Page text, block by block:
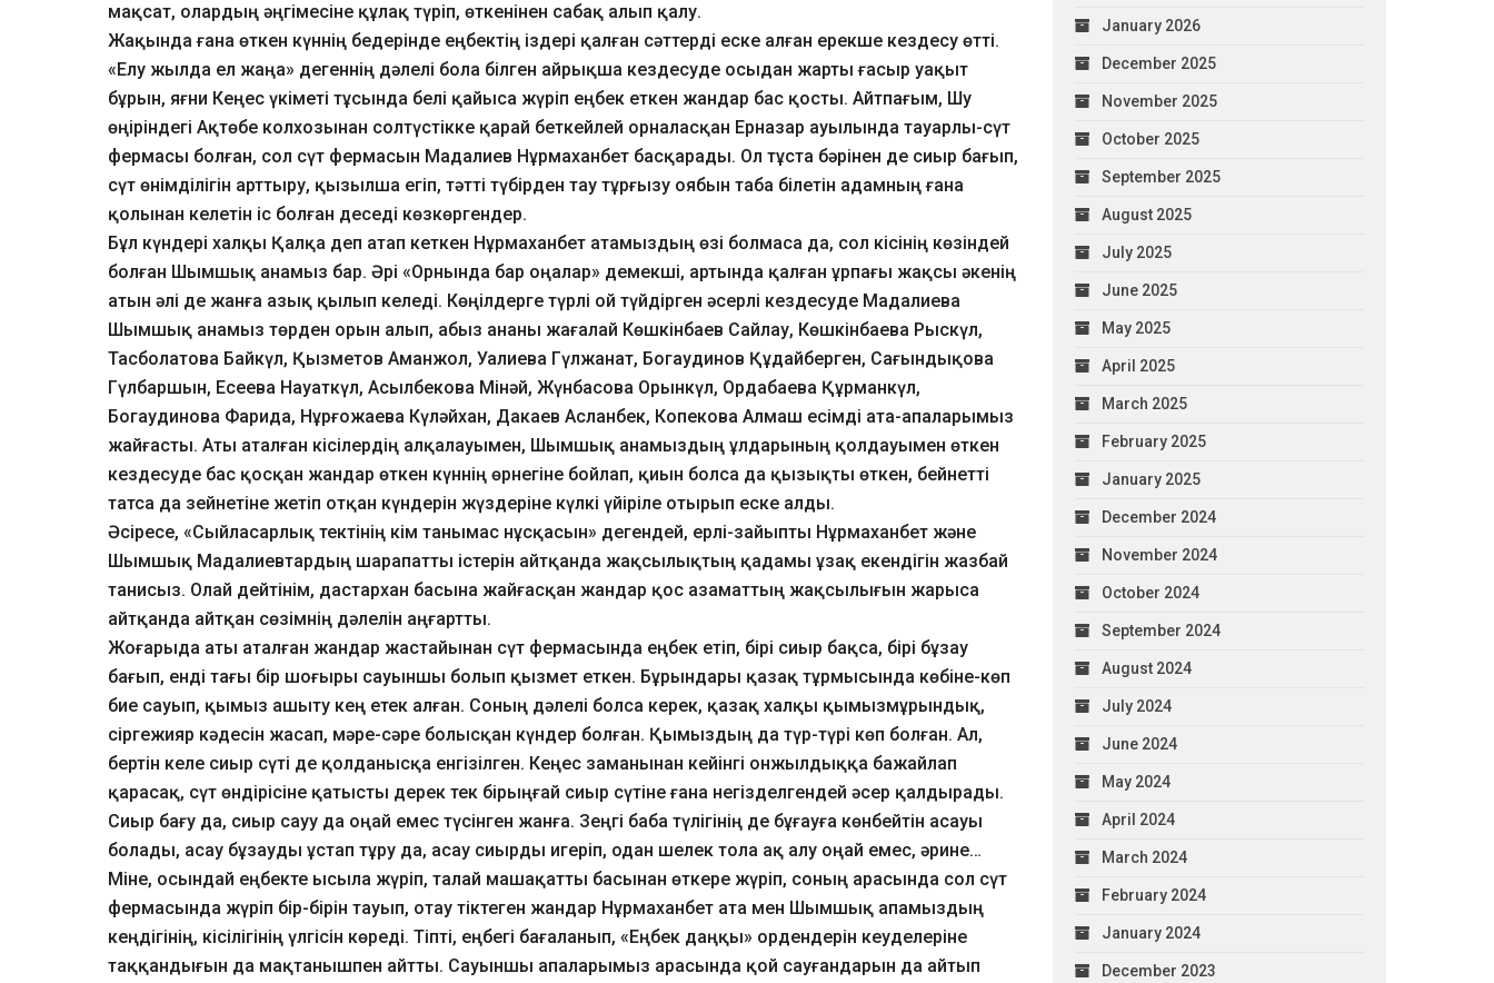
мақсат, олардың әңгімесіне құлақ түріп, өткенінен сабақ алып қалу.
Жақында ғана өткен күннің бедерінде еңбектің іздері қалған сәттерді еске алған ерекше кездесу өтті.
«Елу жылда ел жаңа» дегеннің дәлелі бола білген айрықша кездесуде осыдан жарты ғасыр уақыт
бұрын, яғни Кеңес үкіметі тұсында белі қайыса жүріп еңбек еткен жандар бас қосты. Айтпағым, Шу
өңіріндегі Ақтөбе колхозынан солтүстікке қарай беткейлей орналасқан Ерназар ауылында тауарлы-сүт
фермасы болған, сол сүт фермасын Мадалиев Нұрмаханбет басқарады. Ол тұста бәрінен де сиыр бағып,
сүт өнімділігін арттыру, қызылша егіп, тәтті түбірден тау тұрғызу оябын таба білетін адамның ғана
қолынан келетін іс болған деседі көзкөргендер.
Бұл күндері халқы Қалқа деп атап кеткен Нұрмаханбет атамыздың өзі болмаса да, сол кісінің көзіндей
болған Шымшық анамыз бар. Әрі «Орнында бар оңалар» демекші, артында қалған ұрпағы жақсы әкенің
атын әлі де жанға азық қылып келеді. Көңілдерге түрлі ой түйдірген әсерлі кездесуде Мадалиева
Шымшық анамыз төрден орын алып, абыз ананы жағалай Көшкінбаев Сайлау, Көшкінбаева Рыскүл,
Тасболатова Байкүл, Қызметов Аманжол, Уалиева Гүлжанат, Богаудинов Құдайберген, Сағындықова
Гүлбаршын, Есеева Науаткүл, Асылбекова Мінәй, Жүнбасова Орынкүл, Ордабаева Құрманкүл,
Богаудинова Фарида, Нұрғожаева Күләйхан, Дакаев Асланбек, Копекова Алмаш есімді ата-апаларымыз
жайғасты. Аты аталған кісілердің алқалауымен, Шымшық анамыздың ұлдарының қолдауымен өткен
кездесуде бас қосқан жандар өткен күннің өрнегіне бойлап, қиын болса да қызықты өткен, бейнетті
татса да зейнетіне жетіп отқан күндерін жүздеріне күлкі үйіріле отырып еске алды.
Әсіресе, «Сыйласарлық тектінің кім танымас нұсқасын» дегендей, ерлі-зайыпты Нұрмаханбет және
Шымшық Мадалиевтардың шарапатты істерін айтқанда жақсылықтың қадамы ұзақ екендігін жазбай
танисыз. Олай дейтінім, дастархан басына жайғасқан жандар қос азаматтың жақсылығын жарыса
айтқанда айтқан сөзімнің дәлелін аңғартты.
Жоғарыда аты аталған жандар жастайынан сүт фермасында еңбек етіп, бірі сиыр бақса, бірі бұзау
бағып, енді тағы бір шоғыры сауыншы болып қызмет еткен. Бұрындары қазақ тұрмысында көбіне-көп
бие сауып, қымыз ашыту кең етек алған. Соның дәлелі болса керек, қазақ халқы қымызмұрындық,
сіргежияр кәдесін жасап, мәре-сәре болысқан күндер болған. Қымыздың да түр-түрі көп болған. Ал,
бертін келе сиыр сүті де қолданысқа енгізілген. Кеңес заманынан кейінгі онжылдыққа бажайлап
қарасақ, сүт өндірісіне қатысты дерек тек бірыңғай сиыр сүтіне ғана негізделгендей әсер қалдырады.
Сиыр бағу да, сиыр сауу да оңай емес түсінген жанға. Зеңгі баба түлігінің де бұғауға көнбейтін асауы
болады, асау бұзауды ұстап тұру да, асау сиырды игеріп, одан шелек тола ақ алу оңай емес, әрине…
Міне, осындай еңбекте ысыла жүріп, талай машақатты басынан өткере жүріп, соның арасында сол сүт
фермасында жүріп бір-бірін тауып, отау тіктеген жандар Нұрмаханбет ата мен Шымшық апамыздың
кеңдігінің, кісілігінің үлгісін көреді. Тіпті, еңбегі бағаланып, «Еңбек даңқы» ордендерін кеуделеріне
таққандығын да мақтанышпен айтты. Сауыншы апаларымыз арасында қой сауғандарын да айтып
January 2026
December 2025
November 2025
October 2025
September 2025
August 2025
July 2025
June 2025
May 2025
April 2025
March 2025
February 2025
January 2025
December 2024
November 2024
October 2024
September 2024
August 2024
July 2024
June 2024
May 2024
April 2024
March 2024
February 2024
January 2024
December 2023